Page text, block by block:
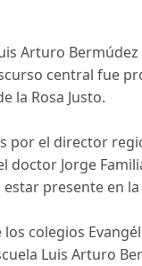
Arturo
central fue
la Rosa Justo.
el director
doctor Jorge
presente en
colegios
Luis Arturo